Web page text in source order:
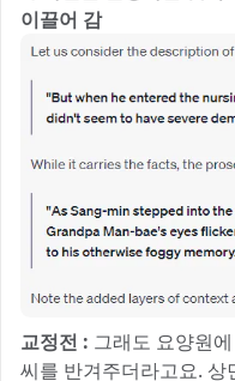
이끌어 감
교정전 : 그래도 요양원
씨를 반겨주더라고요.